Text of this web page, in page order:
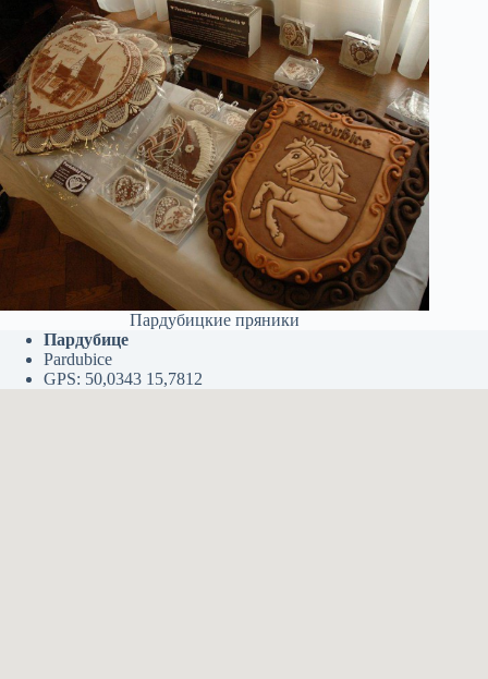
Пардубицкие пряники
Пардубице
Pardubice
GPS: 50,0343 15,7812